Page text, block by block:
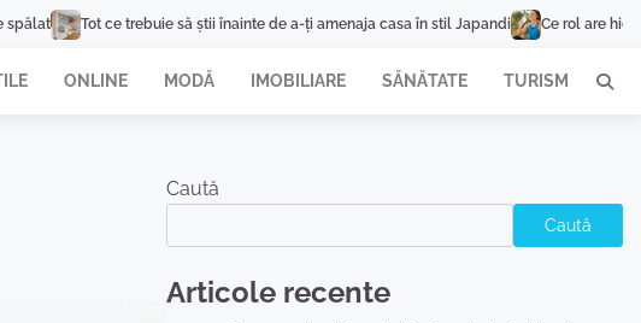
să știi înainte de a-ți amenaja casa în stil Japandi Ce rol are hidratarea în
ONLINE MODĂ IMOBILIARE SĂNĂTATE TURISM
Caută
Caută
Articole recente